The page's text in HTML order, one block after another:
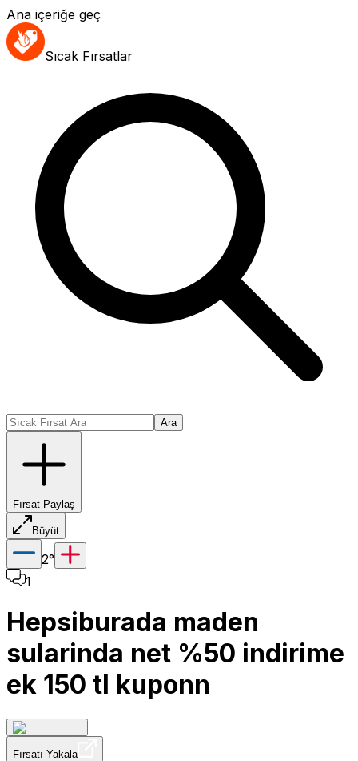
Ana içeriğe geç
Sıcak Fırsatlar
Ara
Fırsat Paylaş
Büyüt
2°
1
Hepsiburada maden
sularinda net %50 indirime
ek 150 tl kuponn
Fırsatı Yakala